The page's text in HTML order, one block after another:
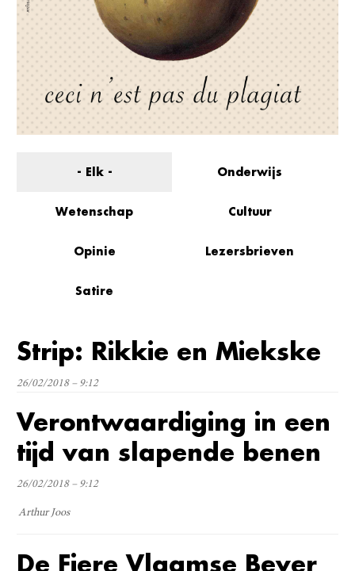
- Elk - Onderwijs
Wetenschap Cultuur
Opinie Lezersbrieven
Satire
Strip: Rikkie en Miekske
26/02/2018 – 9:12
Verontwaardiging in een
tijd van slapende benen
26/02/2018 – 9:12
Arthur Joos
De Fiere Vlaamse Bever